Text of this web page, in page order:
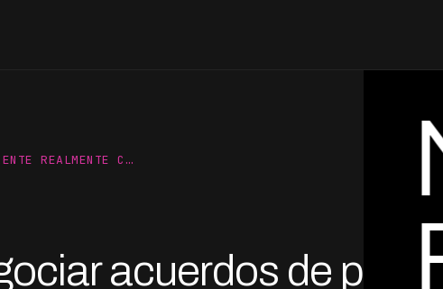
REALMENTE C…
acuerdos de pago